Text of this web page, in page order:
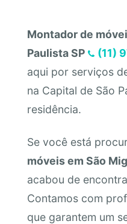
Montador de
Paulista SP
(11)
aqui por serviços
na Capital de São
residência.
Se você está
móveis em São
acabou de
Contamos com
que garantem um